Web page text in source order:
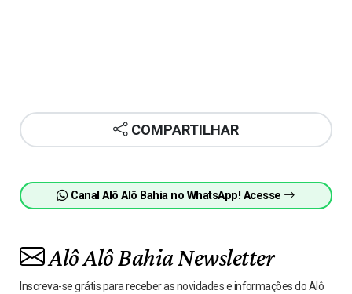
COMPARTILHAR
Canal Alô Alô Bahia no WhatsApp! Acesse
Alô Alô Bahia Newsletter
Inscreva-se grátis para receber as novidades e informações do Alô